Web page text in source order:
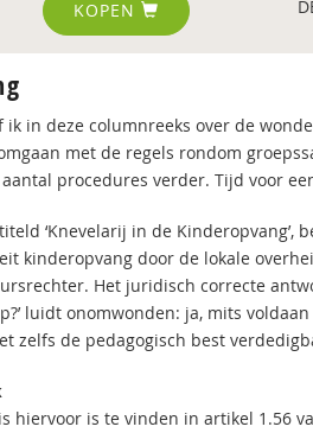
KOPEN
ik in deze columnreeks over de
met de regels rondom
procedures verder. Tijd voor
‘Knevelarij in de
kinderopvang door de lokale
Het juridisch correcte
luidt onomwonden: ja, mits
zelfs de pedagogisch best
hiervoor is te vinden in artikel 1.56